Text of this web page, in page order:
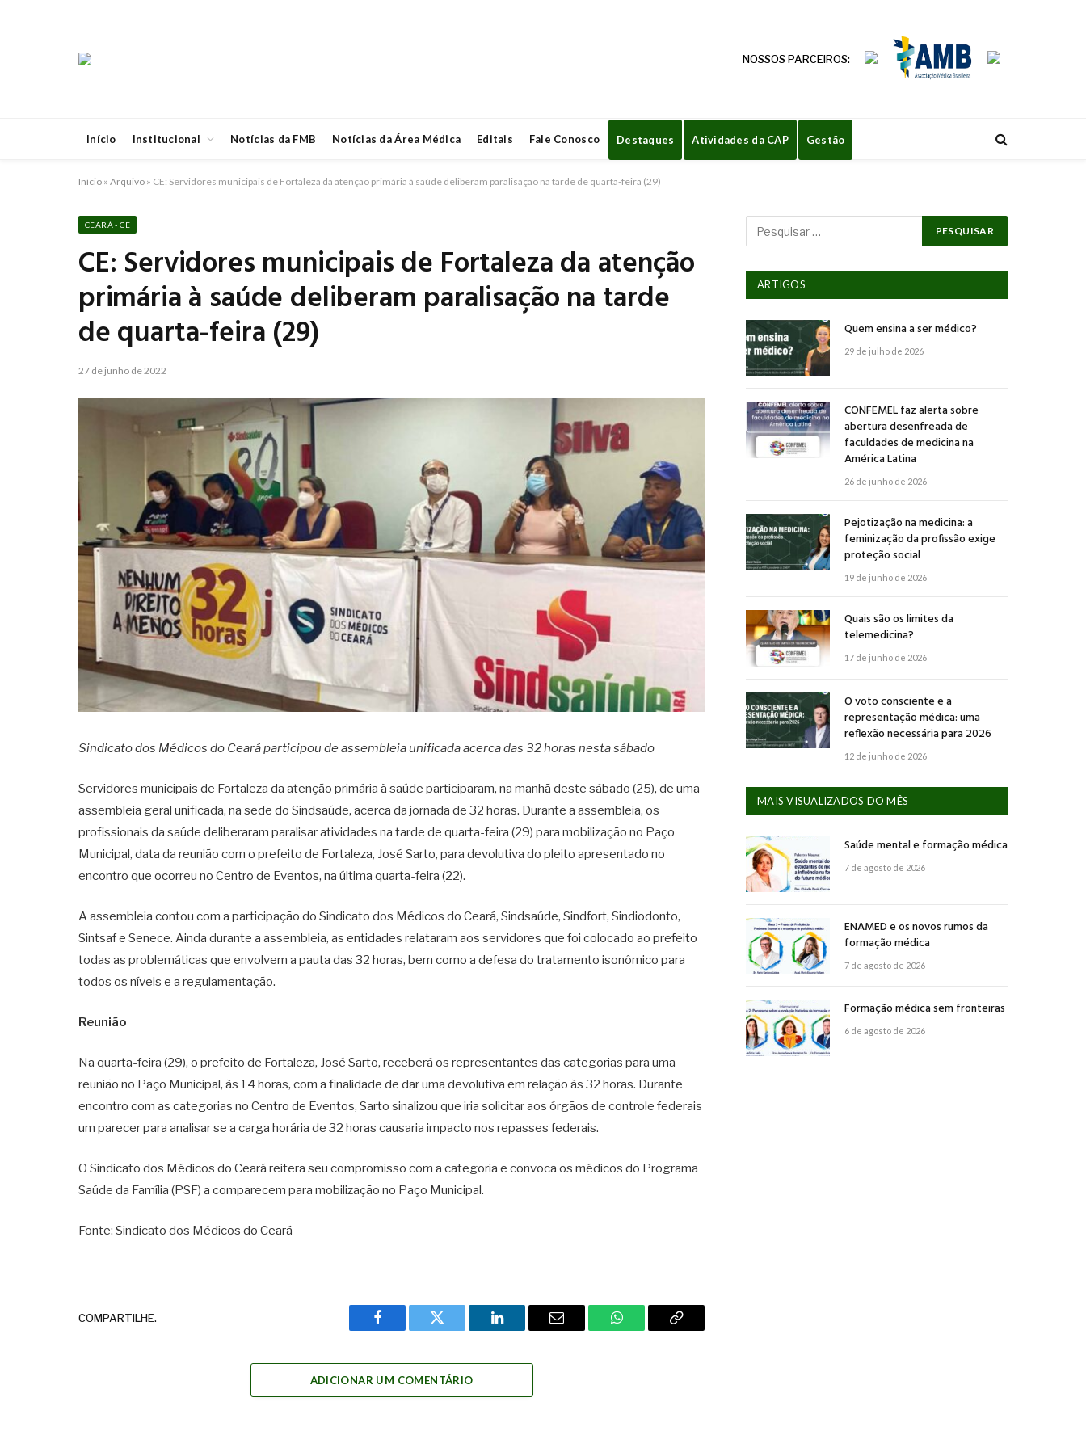
NOSSOS PARCEIROS:
Início Institucional Notícias da FMB Notícias da Área Médica Editais Fale Conosco Destaques Atividades da CAP Gestão
Início » Arquivo » CE: Servidores municipais de Fortaleza da atenção primária à saúde deliberam paralisação na tarde de quarta-feira (29)
CEARÁ - CE
CE: Servidores municipais de Fortaleza da atenção
primária à saúde deliberam paralisação na tarde
de quarta-feira (29)
27 de junho de 2022
Sindicato dos Médicos do Ceará participou de assembleia unificada acerca das 32 horas nesta sábado
Servidores municipais de Fortaleza da atenção primária à saúde participaram, na manhã deste sábado (25), de uma
assembleia geral unificada, na sede do Sindsaúde, acerca da jornada de 32 horas. Durante a assembleia, os
profissionais da saúde deliberaram paralisar atividades na tarde de quarta-feira (29) para mobilização no Paço
Municipal, data da reunião com o prefeito de Fortaleza, José Sarto, para devolutiva do pleito apresentado no
encontro que ocorreu no Centro de Eventos, na última quarta-feira (22).
A assembleia contou com a participação do Sindicato dos Médicos do Ceará, Sindsaúde, Sindfort, Sindiodonto,
Sintsaf e Senece. Ainda durante a assembleia, as entidades relataram aos servidores que foi colocado ao prefeito
todas as problemáticas que envolvem a pauta das 32 horas, bem como a defesa do tratamento isonômico para
todos os níveis e a regulamentação.
Reunião
Na quarta-feira (29), o prefeito de Fortaleza, José Sarto, receberá os representantes das categorias para uma
reunião no Paço Municipal, às 14 horas, com a finalidade de dar uma devolutiva em relação às 32 horas. Durante
encontro com as categorias no Centro de Eventos, Sarto sinalizou que iria solicitar aos órgãos de controle federais
um parecer para analisar se a carga horária de 32 horas causaria impacto nos repasses federais.
O Sindicato dos Médicos do Ceará reitera seu compromisso com a categoria e convoca os médicos do Programa
Saúde da Família (PSF) a comparecem para mobilização no Paço Municipal.
Fonte: Sindicato dos Médicos do Ceará
COMPARTILHE.
Facebook Twitter LinkedIn Email WhatsAppCopy
ADICIONAR UM COMENTÁRIO
ARTIGOS
Quem ensina a ser médico?
29 de julho de 2026
CONFEMEL faz alerta sobre
abertura desenfreada de
faculdades de medicina na
América Latina
26 de junho de 2026
Pejotização na medicina: a
feminização da profissão exige
proteção social
19 de junho de 2026
Quais são os limites da
telemedicina?
17 de junho de 2026
O voto consciente e a
representação médica: uma
reflexão necessária para 2026
12 de junho de 2026
MAIS VISUALIZADOS DO MÊS
Saúde mental e formação médica
7 de agosto de 2026
ENAMED e os novos rumos da
formação médica
7 de agosto de 2026
Formação médica sem fronteiras
6 de agosto de 2026